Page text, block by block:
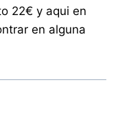
22€ y aqui en
en alguna